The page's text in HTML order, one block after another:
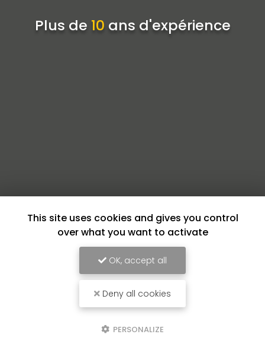
Plus de 10 ans d'expérience
This site uses cookies and gives you control
over what you want to activate
OK, accept all
Deny all cookies
PERSONALIZE